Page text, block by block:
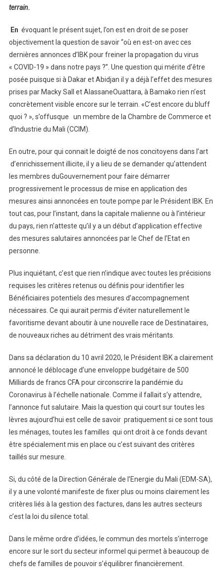
terrain.
En évoquant le présent sujet, l’on est en droit de se poser
objectivement la question de savoir ‘‘où en est-on avec ces
dernières annonces d’IBK pour freiner la propagation du virus
« COVID-19 » dans notre pays ?’’. Une question qui mérite d’être
posée puisque si à Dakar et Abidjan il y a déjà l’effet des mesures
prises par Macky Sall et AlassaneOuattara, à Bamako rien n’est
concrètement visible encore sur le terrain. «C’est encore du bluff
quoi ? », s’offusque un membre de la Chambre de Commerce et
d’Industrie du Mali (CCIM).
En outre, pour qui connait le doigté de nos concitoyens dans l’art
d’enrichissement illicite, il y a lieu de se demander qu’attendent
les membres duGouvernement pour faire démarrer
progressivement le processus de mise en application des
mesures ainsi annoncées en toute pompe par le Président IBK. En
tout cas, pour l’instant, dans la capitale malienne ou à l’intérieur
du pays, rien n’atteste qu’il y a un début d’application effective
des mesures salutaires annoncées par le Chef de l’Etat en
personne.
Plus inquiétant, c’est que rien n’indique avec toutes les précisions
requises les critères retenus ou définis pour identifier les
Bénéficiaires potentiels des mesures d’accompagnement
nécessaires. Ce qui aurait permis d’éviter naturellement le
favoritisme devant aboutir à une nouvelle race de Destinataires,
de nouveaux riches au détriment des vrais méritants.
Dans sa déclaration du 10 avril 2020, le Président IBK a clairement
annoncé le déblocage d’une enveloppe budgétaire de 500
Milliards de francs CFA pour circonscrire la pandémie du
Coronavirus à l’échelle nationale. Comme il fallait s’y attendre,
l’annonce fut salutaire. Mais la question qui court sur toutes les
lèvres aujourd’hui est celle de savoir pratiquement si ce sont tous
les ménages, toutes les familles qui ont droit à ce fonds devant
être spécialement mis en place ou c’est suivant des critères
taillés sur mesure.
Si, du côté de la Direction Générale de l’Energie du Mali (EDM-SA),
il y a une volonté manifeste de fixer plus ou moins clairement les
critères liés à la gestion des factures, dans les autres secteurs
c’est la loi du silence total.
Dans le même ordre d’idées, le commun des mortels s’interroge
encore sur le sort du secteur informel qui permet à beaucoup de
chefs de familles de pouvoir s’équilibrer financièrement.